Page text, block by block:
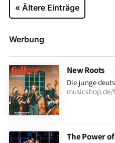
« Ältere Einträge
Werbung
New Roots
Die junge
The Power